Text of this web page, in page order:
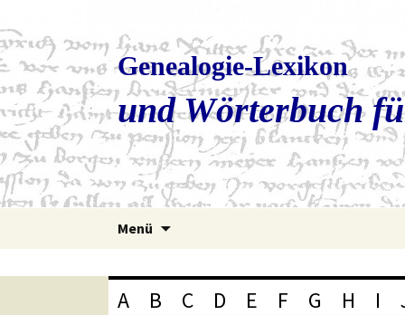
Genealogie-Lexikon
und Wörterbuch
Menü
A B C D E F G H I